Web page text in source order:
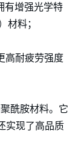
有增强光学特
料；
高耐疲劳强度
酰胺材料。它
实现了高品质